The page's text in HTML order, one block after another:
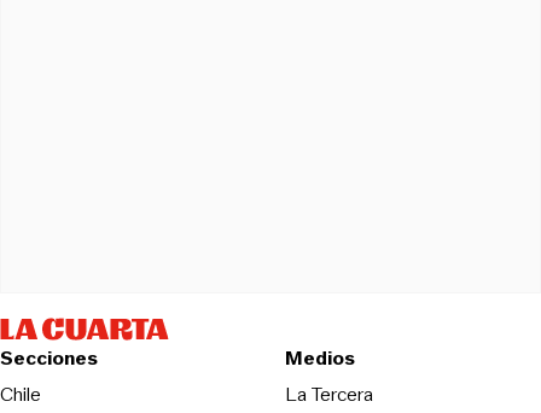
Secciones
Chile
Medios
La TerceraOpens in new